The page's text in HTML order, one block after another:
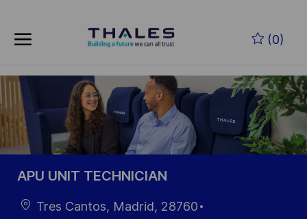
(0)
-
APU UNIT TECHNICIAN
Ort
Tres Cantos, Madrid, 28760